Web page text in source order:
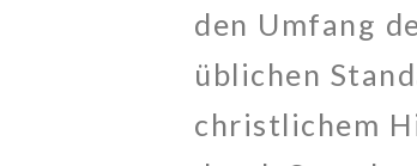
den Umfang
üblichen
christlichem